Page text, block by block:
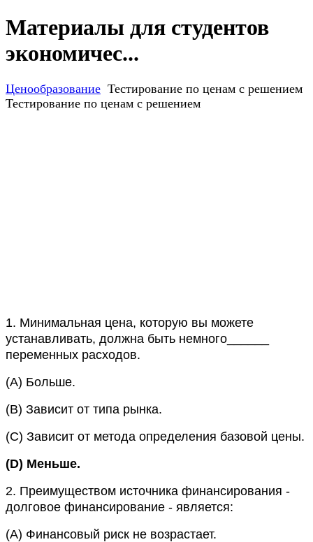
Материалы для студентов
экономичес...
Ценообразование Тестирование по ценам с решением
Тестирование по ценам с решением
1. Минимальная цена, которую вы можете
устанавливать, должна быть немного______
переменных расходов.
(A) Больше.
(B) Зависит от типа рынка.
(C) Зависит от метода определения базовой цены.
(D) Меньше.
2. Преимуществом источника финансирования -
долговое финансирование - является:
(A) Финансовый риск не возрастает.